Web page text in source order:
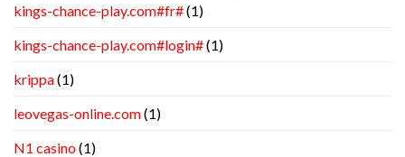
kings-chance-play.com#fr#(1)
kings-chance-play.com#login#(1)
krippa(1)
leovegas-online.com(1)
N1 casino(1)